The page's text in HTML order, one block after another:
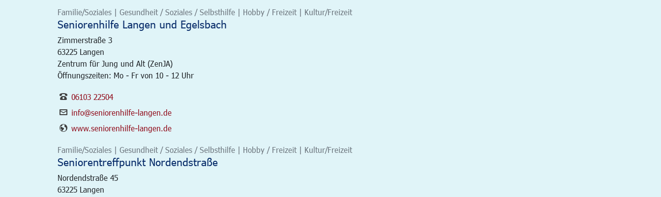
Familie/Soziales | Gesundheit / Soziales / Selbsthilfe | Hobby / Freizeit | Kultur/Freizeit
Seniorenhilfe Langen und Egelsbach
Zimmerstraße 3
63225 Langen
Zentrum für Jung und Alt (ZenJA)
Öffnungszeiten: Mo - Fr von 10 - 12 Uhr
06103 22504
info@seniorenhilfe-langen.de
www.seniorenhilfe-langen.de
Familie/Soziales | Gesundheit / Soziales / Selbsthilfe | Hobby / Freizeit | Kultur/Freizeit
Seniorentreffpunkt Nordendstraße
Nordendstraße 45
63225 Langen